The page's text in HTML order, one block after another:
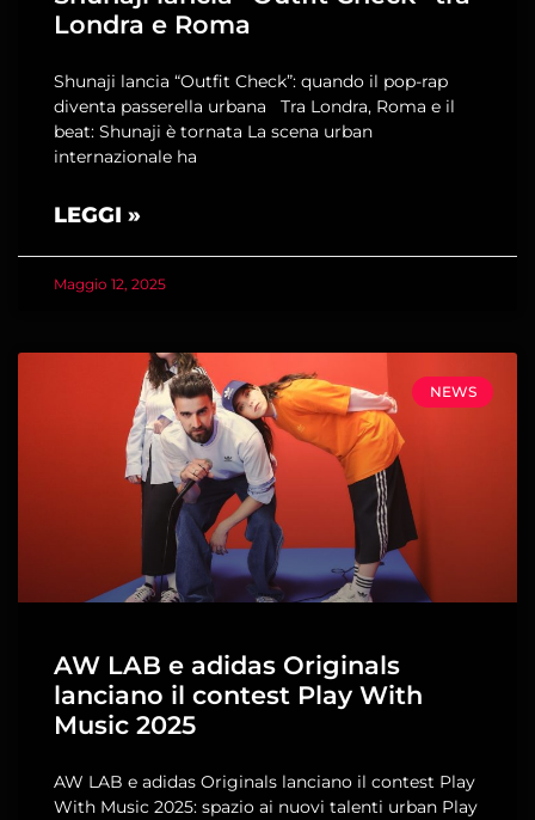
Londra e Roma
Shunaji lancia “Outfit Check”: quando il pop-rap
diventa passerella urbana Tra Londra, Roma e il
beat: Shunaji è tornata La scena urban
internazionale ha
LEGGI »
Maggio 12, 2025
NEWS
AW LAB e adidas Originals
lanciano il contest Play With
Music 2025
AW LAB e adidas Originals lanciano il contest Play
With Music 2025: spazio ai nuovi talenti urban Play